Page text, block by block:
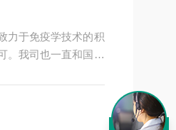
力于免疫学技术的积
。我司也一直和国内